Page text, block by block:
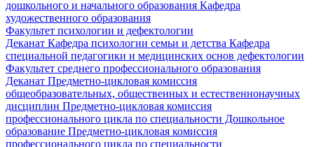
дошкольного и начального образования Кафедра
художественного образования
Факультет психологии и дефектологии
Деканат Кафедра психологии семьи и детства Кафедра
специальной педагогики и медицинских основ дефектологии
Факультет среднего профессионального образования
Деканат Предметно-цикловая комиссия
общеобразовательных, общественных и естественнонаучных
дисциплин Предметно-цикловая комиссия
профессионального цикла по специальности Дошкольное
образование Предметно-цикловая комиссия
профессионального цикла по специальности